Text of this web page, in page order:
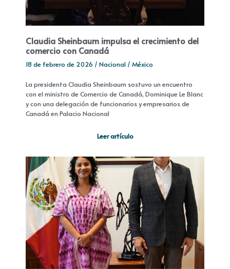
Claudia Sheinbaum impulsa el crecimiento del
comercio con Canadá
18 de febrero de 2026 / Nacional / México
La presidenta Claudia Sheinbaum sostuvo un encuentro
con el ministro de Comercio de Canadá, Dominique Le Blanc
y con una delegación de funcionarios y empresarios de
Canadá en Palacio Nacional
Leer artículo